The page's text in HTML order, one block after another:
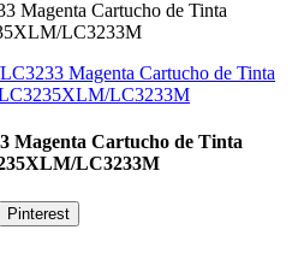
Magenta Cartucho de Tinta
LC3233M
Pinterest